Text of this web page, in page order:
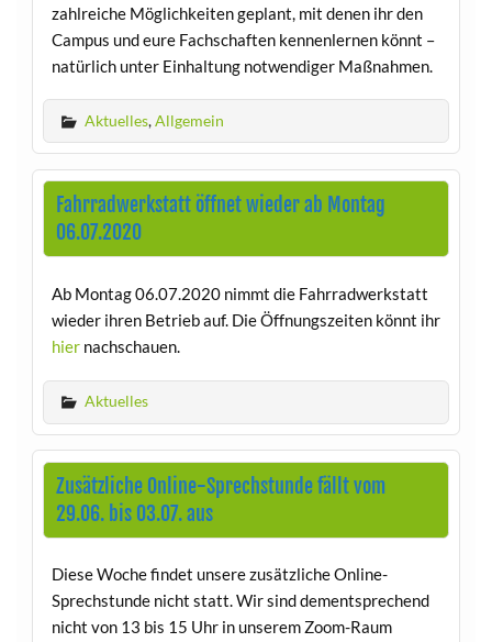
zahlreiche Möglichkeiten geplant, mit denen ihr den
Campus und eure Fachschaften kennenlernen könnt –
natürlich unter Einhaltung notwendiger Maßnahmen.
Aktuelles,Allgemein
Fahrradwerkstatt öffnet wieder ab Montag
06.07.2020
Ab Montag 06.07.2020 nimmt die Fahrradwerkstatt
wieder ihren Betrieb auf. Die Öffnungszeiten könnt ihr
hiernachschauen.
Aktuelles
Zusätzliche Online-Sprechstunde fällt vom
29.06. bis 03.07. aus
Diese Woche findet unsere zusätzliche Online-
Sprechstunde nicht statt. Wir sind dementsprechend
nicht von 13 bis 15 Uhr in unserem Zoom-Raum